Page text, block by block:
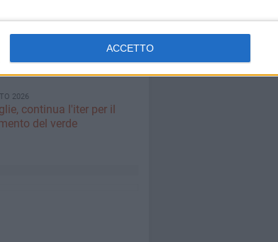
ACCETTO
2026
continua l'iter per il
del verde